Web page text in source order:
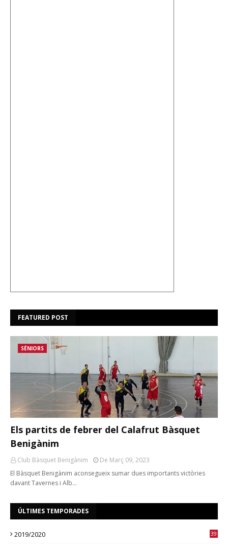
FEATURED POST
SÉNIORS
Els partits de febrer del Calafrut Bàsquet
Benigànim
Club Bàsquet Benigànim
De Març 09, 2023
El Bàsquet Benigànim aconsegueix sumar dues importants victòries
davant Tavernes i Alb…
ÚLTIMES TEMPORADES
2019/2020 39